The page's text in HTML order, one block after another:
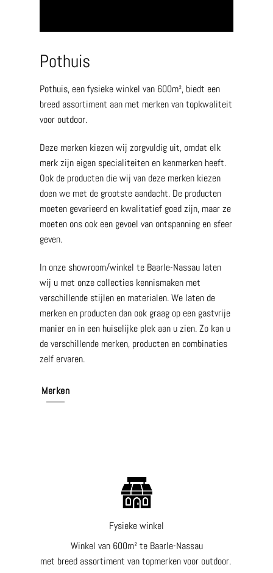
Pothuis
Pothuis, een fysieke winkel van 600m², biedt een
breed assortiment aan met merken van topkwaliteit
voor outdoor.
Deze merken kiezen wij zorgvuldig uit, omdat elk
merk zijn eigen specialiteiten en kenmerken heeft.
Ook de producten die wij van deze merken kiezen
doen we met de grootste aandacht. De producten
moeten gevarieerd en kwalitatief goed zijn, maar ze
moeten ons ook een gevoel van ontspanning en sfeer
geven.
In onze showroom/winkel te Baarle-Nassau laten
wij u met onze collecties kennismaken met
verschillende stijlen en materialen. We laten de
merken en producten dan ook graag op een gastvrije
manier en in een huiselijke plek aan u zien. Zo kan u
de verschillende merken, producten en combinaties
zelf ervaren.
Merken
Fysieke winkel
Winkel van 600m² te Baarle-Nassau
met breed assortiment van topmerken voor outdoor.